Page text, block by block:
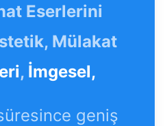
Eserlerini
Mülakat
, İmgesel,
geniş